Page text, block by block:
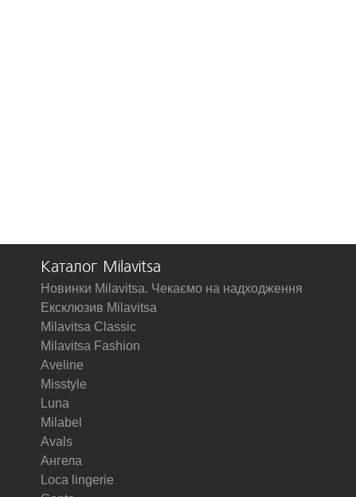
Каталог Milavitsa
Новинки Milavitsa. Чекаємо на надходження
Ексклюзив Milavitsa
Milavitsa Classic
Milavitsa Fashion
Aveline
Misstyle
Luna
Milabel
Avals
Ангела
Loca lingerie